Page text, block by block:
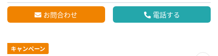
お問合わせ 電話する
キャンペーン